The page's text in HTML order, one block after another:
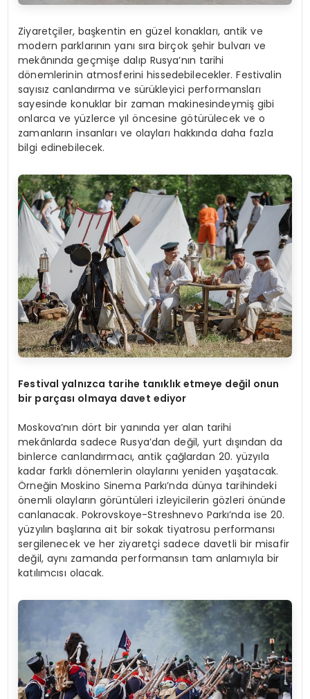
Ziyaretçiler, başkentin en güzel konakları, antik ve
modern parklarının yanı sıra birçok şehir bulvarı ve
mekânında geçmişe dalıp Rusya’nın tarihi
dönemlerinin atmosferini hissedebilecekler. Festivalin
sayısız canlandırma ve sürükleyici performansları
sayesinde konuklar bir zaman makinesindeymiş gibi
onlarca ve yüzlerce yıl öncesine götürülecek ve o
zamanların insanları ve olayları hakkında daha fazla
bilgi edinebilecek.
Festival yalnızca tarihe tanıklık etmeye değil onun
bir parçası olmaya davet ediyor
Moskova’nın dört bir yanında yer alan tarihi
mekânlarda sadece Rusya’dan değil, yurt dışından da
binlerce canlandırmacı, antik çağlardan 20. yüzyıla
kadar farklı dönemlerin olaylarını yeniden yaşatacak.
Örneğin Moskino Sinema Parkı’nda dünya tarihindeki
önemli olayların görüntüleri izleyicilerin gözleri önünde
canlanacak. Pokrovskoye-Streshnevo Parkı’nda ise 20.
yüzyılın başlarına ait bir sokak tiyatrosu performansı
sergilenecek ve her ziyaretçi sadece davetli bir misafir
değil, aynı zamanda performansın tam anlamıyla bir
katılımcısı olacak.